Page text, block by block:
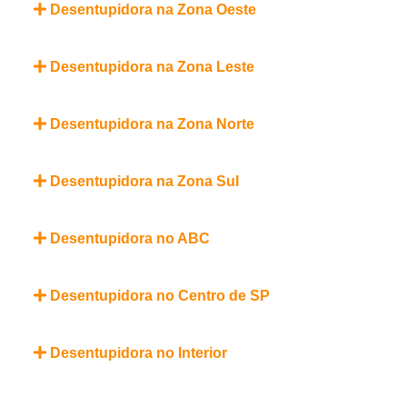
Desentupidora na Zona Oeste
Desentupidora na Zona Leste
Desentupidora na Zona Norte
Desentupidora na Zona Sul
Desentupidora no ABC
Desentupidora no Centro de SP
Desentupidora no Interior